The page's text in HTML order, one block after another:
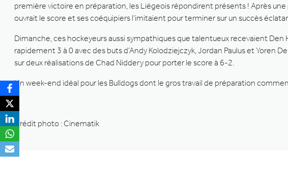
première victoire en préparation, les Liégeois répondirent présents ! Après
ouvrait le score et ses coéquipiers l’imitaient pour terminer sur un succès
Dimanche, ces hockeyeurs aussi sympathiques que talentueux recevaient
rapidement 3 à 0 avec des buts d’Andy Kolodziejczyk, Jordan Paulus et
sur deux réalisations de Chad Niddery pour porter le score à 6-2.
Un week-end idéal pour les Bulldogs dont le gros travail de préparation
Crédit photo : Cinematik